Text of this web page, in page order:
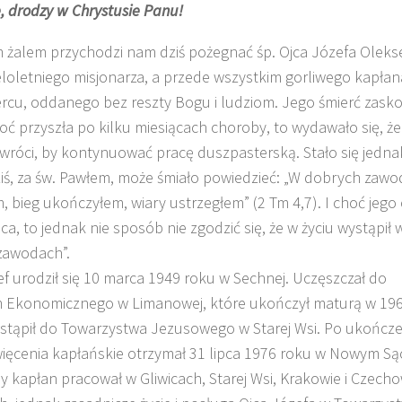
drodzy w Chrystusie Panu!
żalem przychodzi nam dziś pożegnać śp. Ojca Józefa
misjonarza, a przede wszystkim gorliwego
oddanego bez reszty Bogu i ludziom. Jego śmierć
przyszła po kilku miesiącach choroby, to wydawało się,
by kontynuować pracę duszpasterską. Stało się
za św. Pawłem, może śmiało powiedzieć: „W dobrych
bieg ukończyłem, wiary ustrzegłem” (2 Tm 4,7). I choć jego
to jednak nie sposób nie zgodzić się, że w życiu wystąpił
urodził się 10 marca 1949 roku w Sechnej. Uczęszczał do
Ekonomicznego w Limanowej, które ukończył maturą w
do Towarzystwa Jezusowego w Starej Wsi. Po
kapłańskie otrzymał 31 lipca 1976 roku w Nowym
kapłan pracował w Gliwicach, Starej Wsi, Krakowie i
SJ
O. TADEUSZ SAROTA
SJ
O. ARTUR